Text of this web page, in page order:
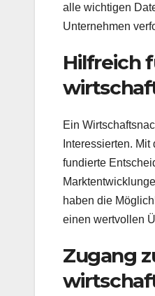
alle wichtigen
Unternehmen
Hilfreich
Ein
Interessierten.
fundierte
haben die
einen wertvollen
Zugang